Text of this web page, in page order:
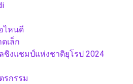
ไหนดี
เล็ก
ชิงแชมป์แห่งชาติยุโรป 2024
รกรรม